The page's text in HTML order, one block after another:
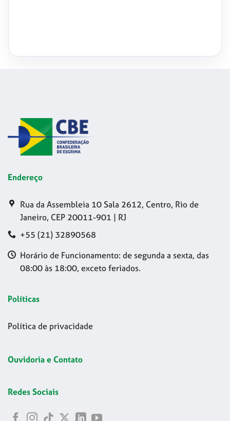
Endereço
Rua da Assembleia 10 Sala 2612, Centro, Rio de
Janeiro, CEP 20011-901 | RJ
+55 (21) 32890568
Horário de Funcionamento: de segunda a sexta, das
08:00 às 18:00, exceto feriados.
Políticas
Política de privacidade
Ouvidoria e Contato
Redes Sociais